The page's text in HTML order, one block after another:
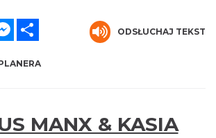
Messenger
ODSŁUCHAJ TEKST
MANX & KASIA